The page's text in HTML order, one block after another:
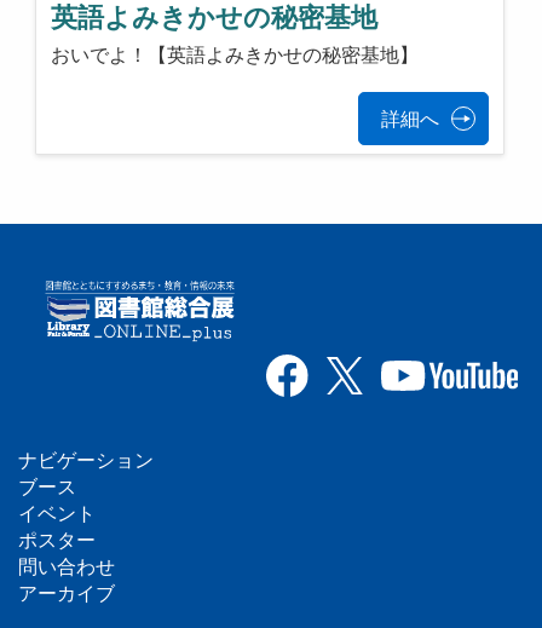
英語よみきかせの秘密基地
おいでよ！【英語よみきかせの秘密基地】
詳細へ
フ
ッ
タ
ナビゲーション
ブース
イベント
ポスター
問い合わせ
アーカイブ